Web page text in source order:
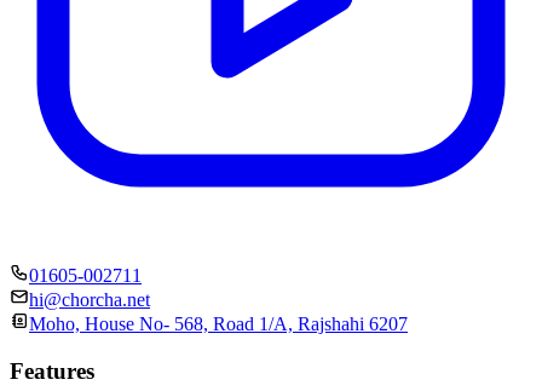
01605-002711
hi@chorcha.net
Moho, House No- 568, Road 1/A, Rajshahi 6207
Features